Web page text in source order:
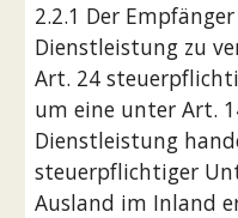
2.2.1 Der
Dienstleistung zu
Art. 24
um eine unter Art.
Dienstleistung
steuerpflichtiger
Ausland im Inland